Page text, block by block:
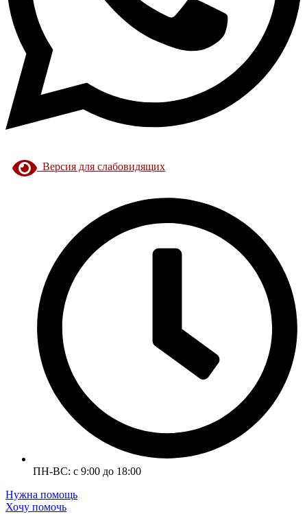
Версия для слабовидящих
ПН-ВС: с 9:00 до 18:00
Нужна помощь
Хочу помочь